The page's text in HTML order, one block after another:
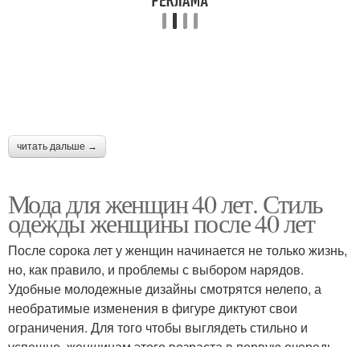
читать дальше →
Мода для женщин 40 лет. Стиль
одежды женщины после 40 лет
После сорока лет у женщин начинается не только жизнь,
но, как правило, и проблемы с выбором нарядов.
Удобные молодежные дизайны смотрятся нелепо, а
необратимые изменения в фигуре диктуют свои
ограничения. Для того чтобы выглядеть стильно и